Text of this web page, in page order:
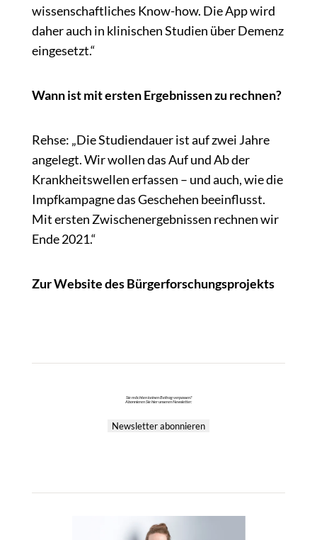
wissenschaftliches Know-how. Die App wird
daher auch in klinischen Studien über Demenz
eingesetzt.“
Wann ist mit ersten Ergebnissen zu rechnen?
Rehse: „Die Studiendauer ist auf zwei Jahre
angelegt. Wir wollen das Auf und Ab der
Krankheitswellen erfassen – und auch, wie die
Impfkampagne das Geschehen beeinflusst.
Mit ersten Zwischenergebnissen rechnen wir
Ende 2021.“
Zur Website des Bürgerforschungsprojekts
Sie möchten keinen Beitrag verpassen?
Abonnieren Sie hier unseren Newsletter:
Newsletter abonnieren